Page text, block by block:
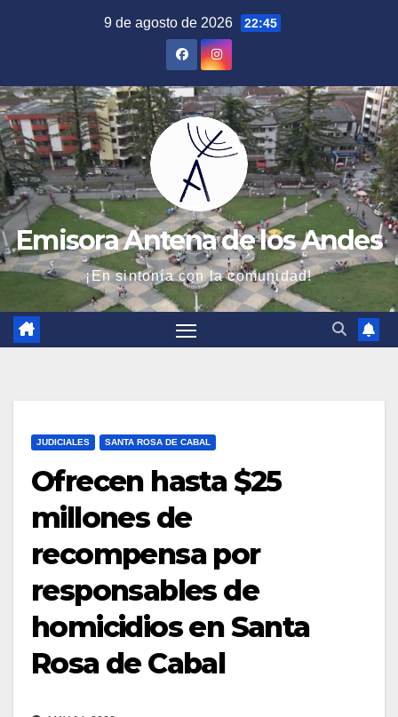
9 de agosto de 2026 22:45
Emisora Antena de los Andes
¡En sintonía con la comunidad!
JUDICIALES SANTA ROSA DE CABAL
Ofrecen hasta $25
millones de
recompensa por
responsables de
homicidios en Santa
Rosa de Cabal